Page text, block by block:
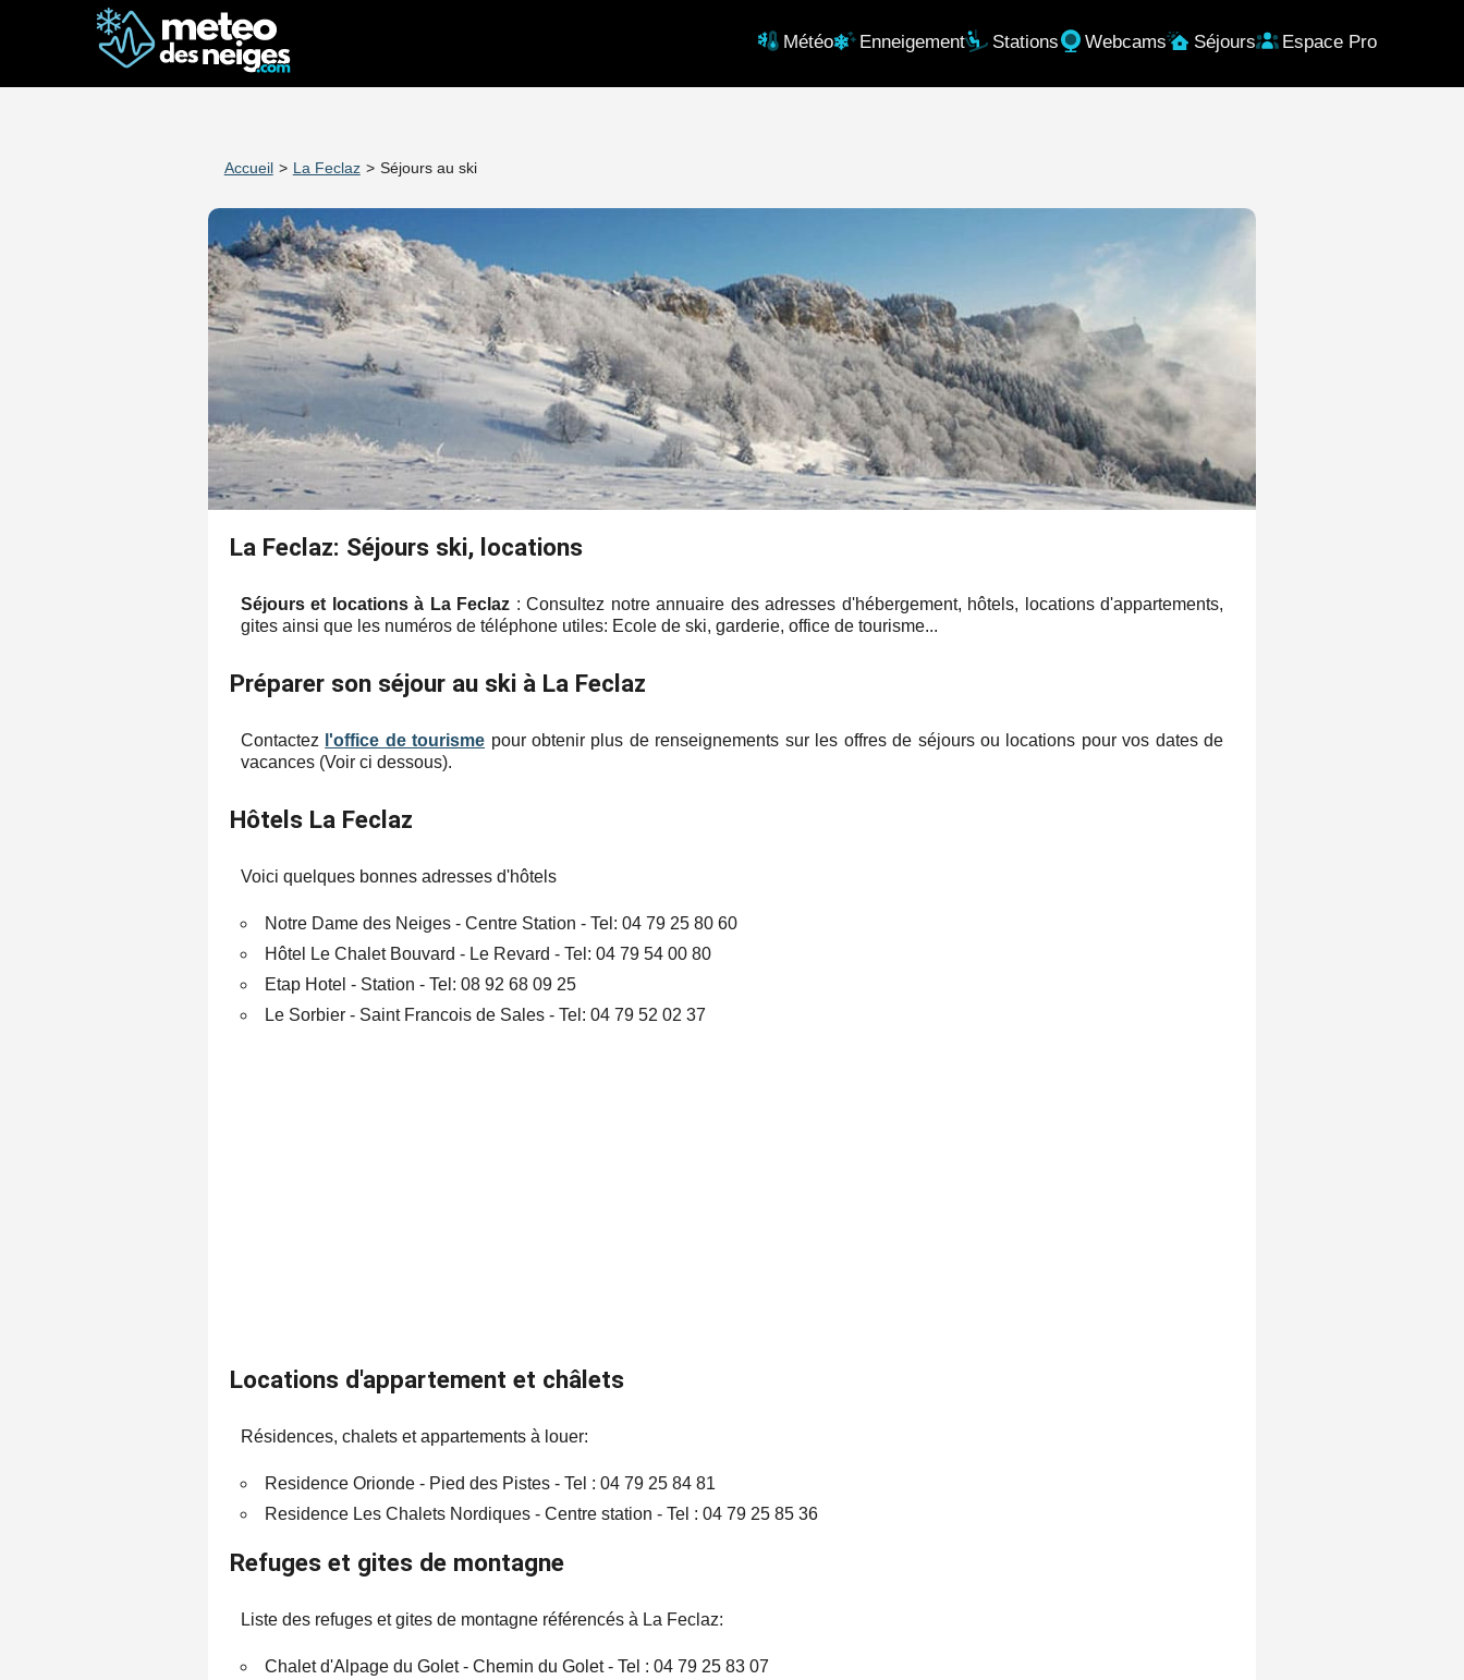
Météo Enneigement Stations Webcams Séjours Espace Pro
Accueil > La Feclaz > Séjours au ski
La Feclaz: Séjours ski, locations
Séjours et locations à La Feclaz : Consultez notre annuaire des adresses d'hébergement, hôtels, locations d'appartements,
gites ainsi que les numéros de téléphone utiles: Ecole de ski, garderie, office de tourisme...
Préparer son séjour au ski à La Feclaz
Contactez l'office de tourisme pour obtenir plus de renseignements sur les offres de séjours ou locations pour vos dates de
vacances (Voir ci dessous).
Hôtels La Feclaz
Voici quelques bonnes adresses d'hôtels
Notre Dame des Neiges - Centre Station - Tel: 04 79 25 80 60
Hôtel Le Chalet Bouvard - Le Revard - Tel: 04 79 54 00 80
Etap Hotel - Station - Tel: 08 92 68 09 25
Le Sorbier - Saint Francois de Sales - Tel: 04 79 52 02 37
Locations d'appartement et châlets
Résidences, chalets et appartements à louer:
Residence Orionde - Pied des Pistes - Tel : 04 79 25 84 81
Residence Les Chalets Nordiques - Centre station - Tel : 04 79 25 85 36
Refuges et gites de montagne
Liste des refuges et gites de montagne référencés à La Feclaz:
Chalet d'Alpage du Golet - Chemin du Golet - Tel : 04 79 25 83 07